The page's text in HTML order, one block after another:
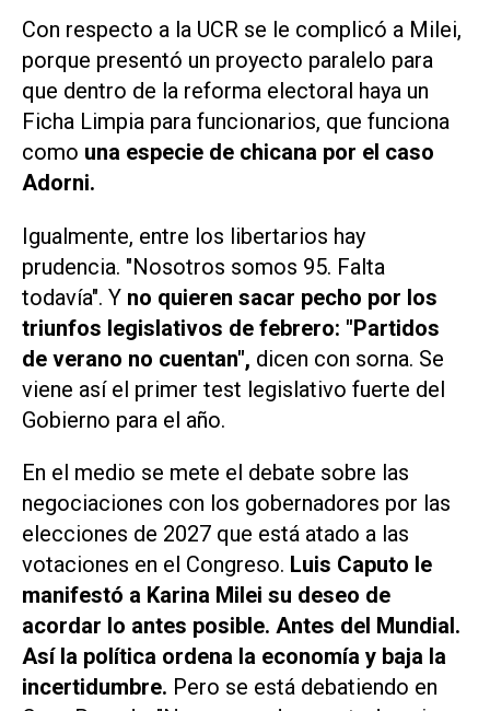
Con respecto a la UCR se le complicó a Milei,
porque presentó un proyecto paralelo para
que dentro de la reforma electoral haya un
Ficha Limpia para funcionarios, que funciona
como una especie de chicana por el caso
Adorni.
Igualmente, entre los libertarios hay
prudencia. "Nosotros somos 95. Falta
todavía". Y no quieren sacar pecho por los
triunfos legislativos de febrero: "Partidos
de verano no cuentan", dicen con sorna. Se
viene así el primer test legislativo fuerte del
Gobierno para el año.
En el medio se mete el debate sobre las
negociaciones con los gobernadores por las
elecciones de 2027 que está atado a las
votaciones en el Congreso. Luis Caputo le
manifestó a Karina Milei su deseo de
acordar lo antes posible. Antes del Mundial.
Así la política ordena la economía y baja la
incertidumbre. Pero se está debatiendo en